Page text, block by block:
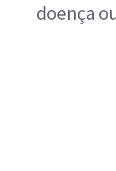
doença